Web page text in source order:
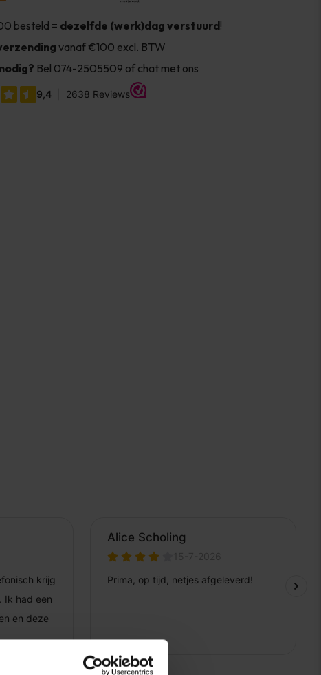
besteld = dezelfde (werk)dag verstuurd!
vanaf €100 excl. BTW
Bel 074-2505509 of chat met ons